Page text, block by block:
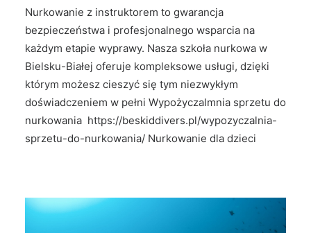
Nurkowanie z instruktorem to gwarancja
bezpieczeństwa i profesjonalnego wsparcia na
każdym etapie wyprawy. Nasza szkoła nurkowa w
Bielsku-Białej oferuje kompleksowe usługi, dzięki
którym możesz cieszyć się tym niezwykłym
doświadczeniem w pełni Wypożyczalmnia sprzetu do
nurkowania https://beskiddivers.pl/wypozyczalnia-
sprzetu-do-nurkowania/ Nurkowanie dla dzieci